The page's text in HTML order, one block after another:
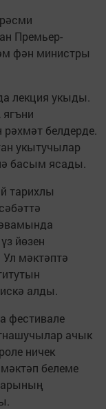
Премь­ер-
фән министры
лекция укыды.
рәхмәт белдерде.
укытучылар
басым ясады.
тарихлы
йөзен
мәктәптә
алды.
фестивале
ачык
ничек
белеме